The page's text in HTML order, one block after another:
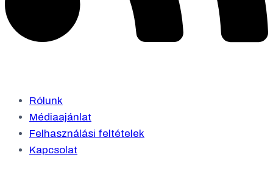
Rólunk
Médiaajánlat
Felhasználási feltételek
Kapcsolat